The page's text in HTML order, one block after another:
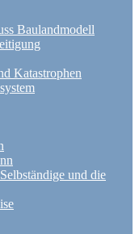
Baulandmodell
Katastrophen
und die